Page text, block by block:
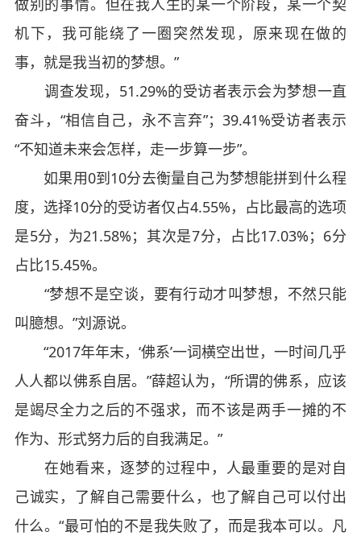
做别的事情。但在我人生的某一个阶段，某一个契
机下，我可能绕了一圈突然发现，原来现在做的
事，就是我当初的梦想。”
调查发现，51.29%的受访者表示会为梦想一直
奋斗，“相信自己，永不言弃”；39.41%受访者表示
“不知道未来会怎样，走一步算一步”。
如果用0到10分去衡量自己为梦想能拼到什么程
度，选择10分的受访者仅占4.55%，占比最高的选项
是5分，为21.58%；其次是7分，占比17.03%；6分
占比15.45%。
“梦想不是空谈，要有行动才叫梦想，不然只能
叫臆想。”刘源说。
“2017年年末，‘佛系’一词横空出世，一时间几乎
人人都以佛系自居。”薛超认为，“所谓的佛系，应该
是竭尽全力之后的不强求，而不该是两手一摊的不
作为、形式努力后的自我满足。”
在她看来，逐梦的过程中，人最重要的是对自
己诚实，了解自己需要什么，也了解自己可以付出
什么。“最可怕的不是我失败了，而是我本可以。凡